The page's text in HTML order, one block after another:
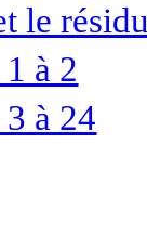
le
à 2
à 24